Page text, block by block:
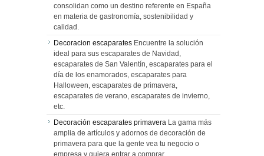
consolidan como un destino referente en España
en materia de gastronomía, sostenibilidad y
calidad.
Decoracion escaparates Encuentre la solución
ideal para sus escaparates de Navidad,
escaparates de San Valentín, escaparates para el
día de los enamorados, escaparates para
Halloween, escaparates de primavera,
escaparates de verano, escaparates de invierno,
etc.
Decoración escaparates primavera La gama más
amplia de artículos y adornos de decoración de
primavera para que la gente vea tu negocio o
empresa y quiera entrar a comprar.